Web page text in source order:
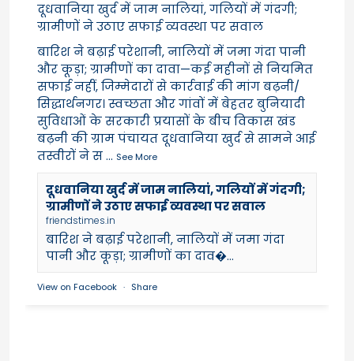
दूधवानिया खुर्द में जाम नालियां, गलियों में गंदगी;
ग्रामीणों ने उठाए सफाई व्यवस्था पर सवाल
बारिश ने बढ़ाई परेशानी, नालियों में जमा गंदा पानी
और कूड़ा; ग्रामीणों का दावा—कई महीनों से नियमित
सफाई नहीं, जिम्मेदारों से कार्रवाई की मांग बढ़नी/
सिद्धार्थनगर। स्वच्छता और गांवों में बेहतर बुनियादी
सुविधाओं के सरकारी प्रयासों के बीच विकास खंड
बढ़नी की ग्राम पंचायत दूधवानिया खुर्द से सामने आई
तस्वीरों ने स... See More
दूधवानिया खुर्द में जाम नालियां, गलियों में गंदगी;
ग्रामीणों ने उठाए सफाई व्यवस्था पर सवाल
friendstimes.in
बारिश ने बढ़ाई परेशानी, नालियों में जमा गंदा
पानी और कूड़ा; ग्रामीणों का दाव�...
View on Facebook · Share